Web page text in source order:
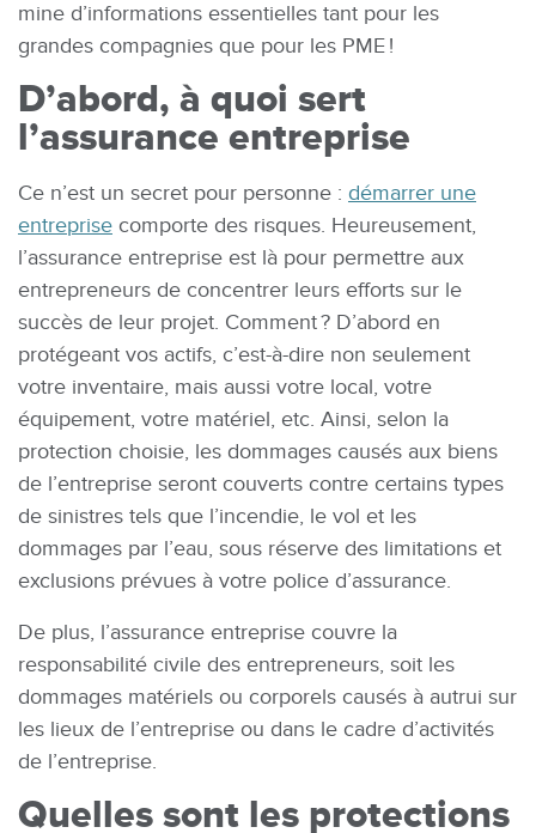
mine d’informations essentielles tant pour les
grandes compagnies que pour les PME !
D’abord, à quoi sert
l’assurance entreprise
Ce n’est un secret pour personne : démarrer une
entreprise comporte des risques. Heureusement,
l’assurance entreprise est là pour permettre aux
entrepreneurs de concentrer leurs efforts sur le
succès de leur projet. Comment ? D’abord en
protégeant vos actifs, c’est-à-dire non seulement
votre inventaire, mais aussi votre local, votre
équipement, votre matériel, etc. Ainsi, selon la
protection choisie, les dommages causés aux biens
de l’entreprise seront couverts contre certains types
de sinistres tels que l’incendie, le vol et les
dommages par l’eau, sous réserve des limitations et
exclusions prévues à votre police d’assurance.
De plus, l’assurance entreprise couvre la
responsabilité civile des entrepreneurs, soit les
dommages matériels ou corporels causés à autrui sur
les lieux de l’entreprise ou dans le cadre d’activités
de l’entreprise.
Quelles sont les protections